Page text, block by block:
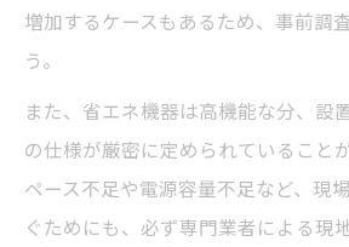
増加するケースもあるため、事前調
う。
また、省エネ機器は高機能な分、設
の仕様が厳密に定められていること
ペース不足や電源容量不足など、現
ぐためにも、必ず専門業者による現